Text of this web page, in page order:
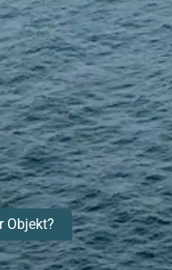
Objekt?